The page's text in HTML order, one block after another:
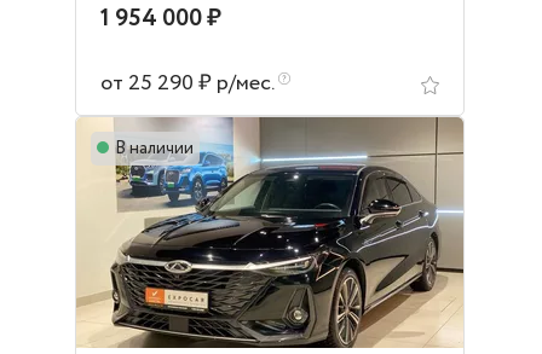
1 954 000 ₽
от 25 290 ₽ р/мес.
В наличии